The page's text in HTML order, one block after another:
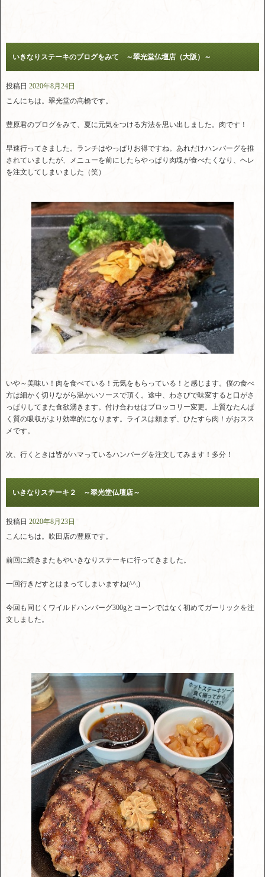
いきなりステーキのブログをみて ～翠光堂仏壇店（大阪）～
投稿日 2020年8月24日
こんにちは。翠光堂の髙橋です。
豊原君のブログをみて、夏に元気をつける方法を思い出しました。肉です！
早速行ってきました。ランチはやっぱりお得ですね。あれだけハンバーグを推
されていましたが、メニューを前にしたらやっぱり肉塊が食べたくなり、ヘレ
を注文してしまいました（笑）
いや～美味い！肉を食べている！元気をもらっている！と感じます。僕の食べ
方は細かく切りながら温かいソースで頂く。途中、わさびで味変すると口がさ
っぱりしてまた食欲湧きます。付け合わせはブロッコリー変更。上質なたんぱ
く質の吸収がより効率的になります。ライスは頼まず、ひたすら肉！がおスス
メです。
次、行くときは皆がハマっているハンバーグを注文してみます！多分！
いきなりステーキ２ ～翠光堂仏壇店～
投稿日 2020年8月23日
こんにちは。吹田店の豊原です。
前回に続きまたもやいきなりステーキに行ってきました。
一回行きだすとはまってしまいますね(^^;)
今回も同じくワイルドハンバーグ300gとコーンではなく初めてガーリックを注
文しました。